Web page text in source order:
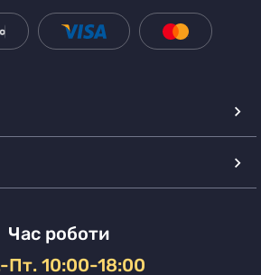
Час роботи
Пт. 10:00-18:00